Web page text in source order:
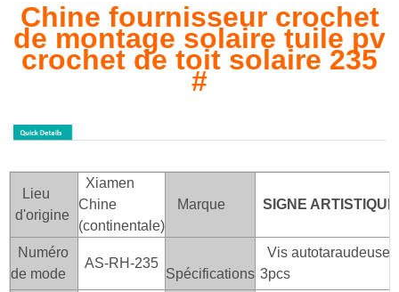
Chine fournisseur crochet
de montage solaire tuile pv
crochet de toit solaire 235
#
Lieu
d'origine
Xiamen
Chine
(continentale)
Marque SIGNE ARTISTIQUE
Numéro
de mode
AS-RH-235
Spécifications
Vis autotaraudeuse
3pcs